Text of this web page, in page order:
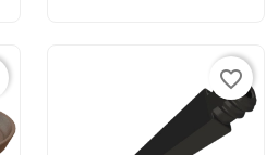
favorite_border